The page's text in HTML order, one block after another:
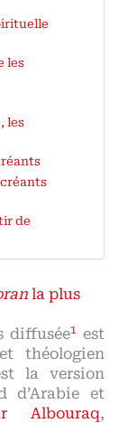
les
les
de
la plus
diffusée1est
théologien
la version
d’Arabie et
Albouraq,